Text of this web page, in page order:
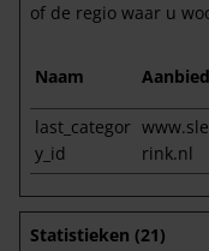
of de regio waar u
Naam
last_categor
y_id
rink.nl
Statistieken (21)